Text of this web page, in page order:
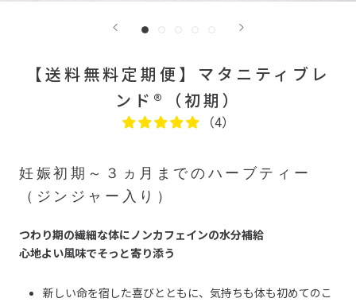
【送料無料定期便】マタニティブレ
ンド®（初期）
（4）
妊娠初期～３ヵ月までのハーブティー
（ジンジャー入り）
つわり期の繊細な体にノンカフェインの水分補給
心地よい風味でそっと寄り添う
新しい命を宿した喜びとともに、気持ちも体も初めてのこ